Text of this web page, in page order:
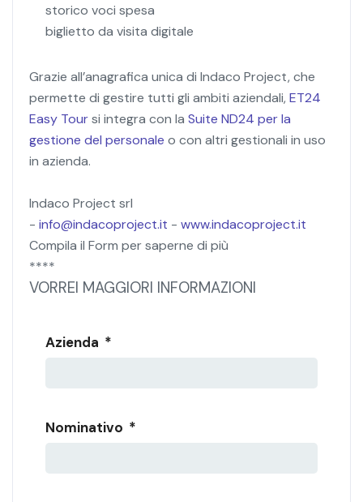
storico voci spesa
biglietto da visita digitale
Grazie all’anagrafica unica di Indaco Project, che
permette di gestire tutti gli ambiti aziendali,ET24
Easy Toursi integra con la Suite ND24 per la
gestione del personale o con altri gestionali in uso
in azienda.
Indaco Project srl
- info@indacoproject.it - www.indacoproject.it
Compila il Form per saperne di più
****
VORREI MAGGIORI INFORMAZIONI
Azienda *
Nominativo *